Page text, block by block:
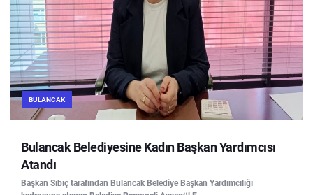
BULANCAK
Bulancak Belediyesine Kadın Başkan Yardımcısı
Atandı
Başkan Sıbıç tarafından Bulancak Belediye Başkan Yardımcılığı